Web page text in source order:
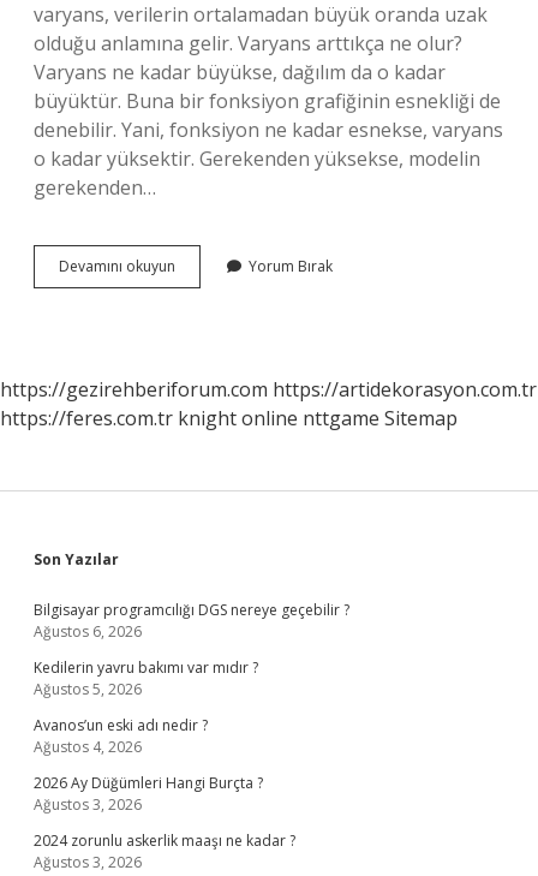
varyans, verilerin ortalamadan büyük oranda uzak
olduğu anlamına gelir. Varyans arttıkça ne olur?
Varyans ne kadar büyükse, dağılım da o kadar
büyüktür. Buna bir fonksiyon grafiğinin esnekliği de
denebilir. Yani, fonksiyon ne kadar esnekse, varyans
o kadar yüksektir. Gerekenden yüksekse, modelin
gerekenden…
Devamını okuyun Varyans
Ile
Nedir
Yorum Bırak
https://gezirehberiforum.com https://artidekorasyon.com.tr
https://feres.com.tr knight online nttgame Sitemap
Sidebar
Son Yazılar
Bilgisayar programcılığı DGS nereye geçebilir ?
Ağustos 6, 2026
Kedilerin yavru bakımı var mıdır ?
Ağustos 5, 2026
Avanos’un eski adı nedir ?
Ağustos 4, 2026
2026 Ay Düğümleri Hangi Burçta ?
Ağustos 3, 2026
2024 zorunlu askerlik maaşı ne kadar ?
Ağustos 3, 2026